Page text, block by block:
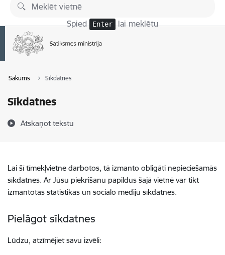
Pāriet uz lapas saturu
Spied Enter lai meklētu
Sākums Sīkdatnes
Sīkdatnes
Atskaņot tekstu
Lai šī tīmekļvietne darbotos, tā izmanto obligāti nepieciešamās
sīkdatnes. Ar Jūsu piekrišanu papildus šajā vietnē var tikt
izmantotas statistikas un sociālo mediju sīkdatnes.
Pielāgot sīkdatnes
Lūdzu, atzīmējiet savu izvēli: